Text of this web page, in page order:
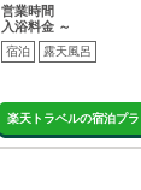
営業時間
入浴料金 ～
宿泊 露天風呂
楽天トラベルの宿泊プ